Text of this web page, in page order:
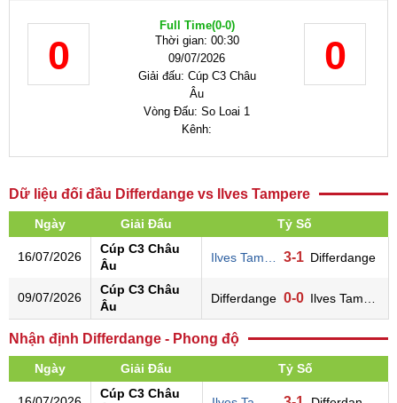
0
Full Time(0-0)
Thời gian: 00:30
09/07/2026
Giải đấu: Cúp C3 Châu
Âu
Vòng Đấu: So Loai 1
Kênh:
0
Dữ liệu đối đầu Differdange vs Ilves Tampere
Ngày Giải Đấu Tỷ Số
16/07/2026
Cúp C3 Châu
Âu
3-1 Differdange
09/07/2026
Cúp C3 Châu
Âu
Differdange 0-0
Nhận định Differdange - Phong độ
Ngày Giải Đấu Tỷ Số
Cúp C3 Châu